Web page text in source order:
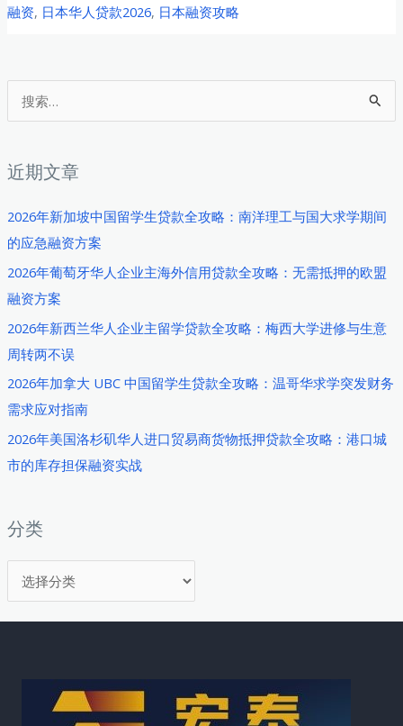
索
近期文章
2026年新加坡中国留学生贷款全攻略：南洋理工与国大求学期间
的应急融资方案
2026年葡萄牙华人企业主海外信用贷款全攻略：无需抵押的欧盟
融资方案
2026年新西兰华人企业主留学贷款全攻略：梅西大学进修与生意
周转两不误
2026年加拿大 UBC 中国留学生贷款全攻略：温哥华求学突发财务
需求应对指南
2026年美国洛杉矶华人进口贸易商货物抵押贷款全攻略：港口城
市的库存担保融资实战
分类
类
人
经
款
全
攻
略：
资
渠
道、
审
核
要
实
案
（2026
年
最
融资, 日本华人贷款2026, 日本融资攻略